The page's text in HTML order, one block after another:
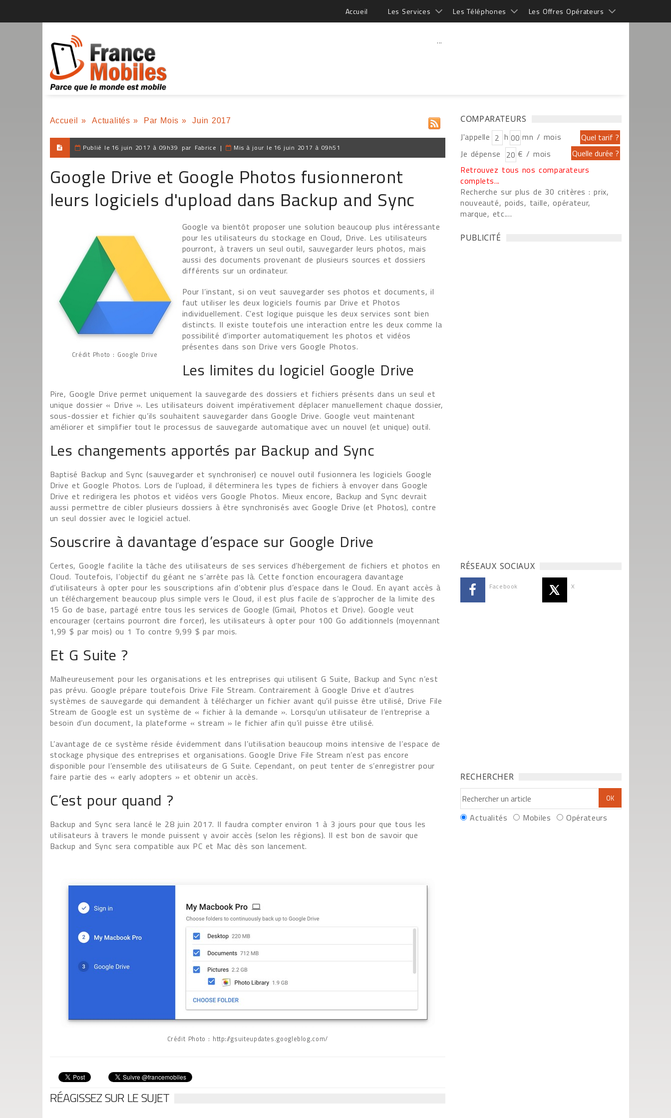
Accueil Les Services Les Téléphones Les Offres Opérateurs
...
Accueil » Actualités » Par Mois » Juin 2017
Publié le 16 juin 2017 à 09h39 par Fabrice | Mis à jour le 16 juin 2017 à 09h51
Google Drive et Google Photos fusionneront
leurs logiciels d'upload dans Backup and Sync
Crédit Photo : Google Drive
Google va bientôt proposer une solution beaucoup plus intéressante
pour les utilisateurs du stockage en Cloud, Drive. Les utilisateurs
pourront, à travers un seul outil, sauvegarder leurs photos, mais
aussi des documents provenant de plusieurs sources et dossiers
différents sur un ordinateur.
Pour l’instant, si on veut sauvegarder ses photos et documents, il
faut utiliser les deux logiciels fournis par Drive et Photos
individuellement. C’est logique puisque les deux services sont bien
distincts. Il existe toutefois une interaction entre les deux comme la
possibilité d’importer automatiquement les photos et vidéos
présentes dans son Drive vers Google Photos.
Les limites du logiciel Google Drive
Pire, Google Drive permet uniquement la sauvegarde des dossiers et fichiers présents dans un seul et
unique dossier « Drive ». Les utilisateurs doivent impérativement déplacer manuellement chaque dossier,
sous-dossier et fichier qu’ils souhaitent sauvegarder dans Google Drive. Google veut maintenant
améliorer et simplifier tout le processus de sauvegarde automatique avec un nouvel (et unique) outil.
Les changements apportés par Backup and Sync
Baptisé Backup and Sync (sauvegarder et synchroniser) ce nouvel outil fusionnera les logiciels Google
Drive et Google Photos. Lors de l’upload, il déterminera les types de fichiers à envoyer dans Google
Drive et redirigera les photos et vidéos vers Google Photos. Mieux encore, Backup and Sync devrait
aussi permettre de cibler plusieurs dossiers à être synchronisés avec Google Drive (et Photos), contre
un seul dossier avec le logiciel actuel.
Souscrire à davantage d’espace sur Google Drive
Certes, Google facilite la tâche des utilisateurs de ses services d’hébergement de fichiers et photos en
Cloud. Toutefois, l’objectif du géant ne s’arrête pas là. Cette fonction encouragera davantage
d’utilisateurs à opter pour les souscriptions afin d’obtenir plus d’espace dans le Cloud. En ayant accès à
un téléchargement beaucoup plus simple vers le Cloud, il est plus facile de s’approcher de la limite des
15 Go de base, partagé entre tous les services de Google (Gmail, Photos et Drive). Google veut
encourager (certains pourront dire forcer), les utilisateurs à opter pour 100 Go additionnels (moyennant
1,99 $ par mois) ou 1 To contre 9,99 $ par mois.
Et G Suite ?
Malheureusement pour les organisations et les entreprises qui utilisent G Suite, Backup and Sync n’est
pas prévu. Google prépare toutefois Drive File Stream. Contrairement à Google Drive et d’autres
systèmes de sauvegarde qui demandent à télécharger un fichier avant qu’il puisse être utilisé, Drive File
Stream de Google est un système de « fichier à la demande ». Lorsqu’un utilisateur de l’entreprise a
besoin d’un document, la plateforme « stream » le fichier afin qu’il puisse être utilisé.
L’avantage de ce système réside évidemment dans l’utilisation beaucoup moins intensive de l’espace de
stockage physique des entreprises et organisations. Google Drive File Stream n’est pas encore
disponible pour l’ensemble des utilisateurs de G Suite. Cependant, on peut tenter de s’enregistrer pour
faire partie des « early adopters » et obtenir un accès.
C’est pour quand ?
Backup and Sync sera lancé le 28 juin 2017. Il faudra compter environ 1 à 3 jours pour que tous les
utilisateurs à travers le monde puissent y avoir accès (selon les régions). Il est bon de savoir que
Backup and Sync sera compatible aux PC et Mac dès son lancement.
Crédit Photo : http://gsuiteupdates.googleblog.com/
RÉAGISSEZ SUR LE SUJET
COMPARATEURS
J'appelle h
mn / mois
Je dépense
€ / mois
Retrouvez tous nos comparateurs
complets...
Recherche sur plus de 30 critères : prix,
nouveauté, poids, taille, opérateur,
marque, etc....
PUBLICITÉ
RÉSEAUX SOCIAUX
Facebook X
RECHERCHER
Actualités Mobiles Opérateurs